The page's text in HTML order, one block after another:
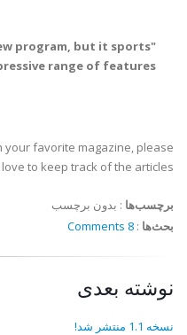
"
program, but it sports
range of features."
your favorite magazine, please
to keep track of the articles.
برچسب‌ها : بدون برچسب
بحث‌ها :
8 Comments
نوشته بعدی
نسخه 1.1 منتشر شد!